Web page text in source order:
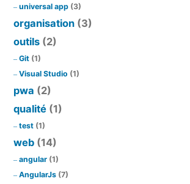
universal app (3)
organisation (3)
outils (2)
Git (1)
Visual Studio (1)
pwa (2)
qualité (1)
test (1)
web (14)
angular (1)
AngularJs (7)